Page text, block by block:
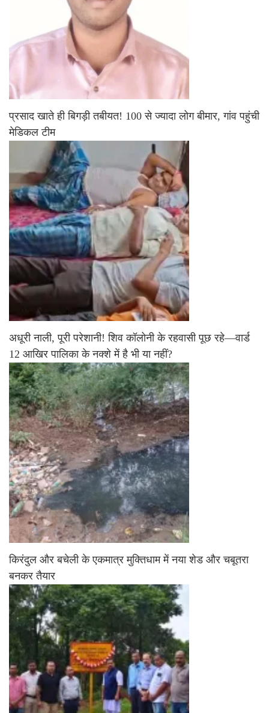
प्रसाद खाते ही बिगड़ी तबीयत! 100 से ज्यादा लोग बीमार, गांव पहुंची
मेडिकल टीम
अधूरी नाली, पूरी परेशानी! शिव कॉलोनी के रहवासी पूछ रहे—वार्ड
12 आखिर पालिका के नक्शे में है भी या नहीं?
किरंदुल और बचेली के एकमात्र मुक्तिधाम में नया शेड और चबूतरा
बनकर तैयार